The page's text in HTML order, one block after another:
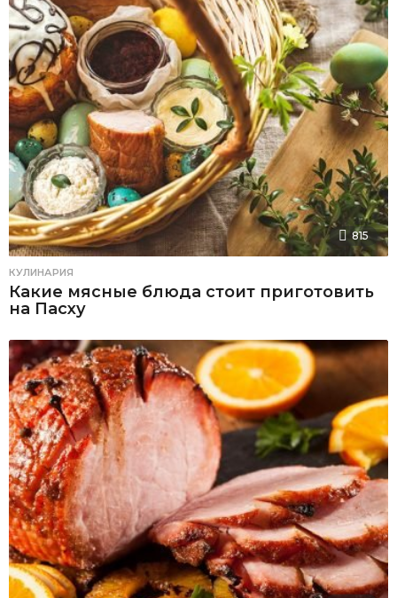
815
КУЛИНАРИЯ
Какие мясные блюда стоит приготовить
на Пасху